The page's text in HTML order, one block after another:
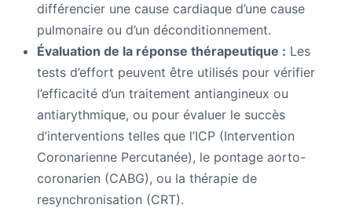
différencier une cause cardiaque d’une cause
pulmonaire ou d’un déconditionnement.
Évaluation de la réponse thérapeutique : Les
tests d’effort peuvent être utilisés pour vérifier
l’efficacité d’un traitement antiangineux ou
antiarythmique, ou pour évaluer le succès
d’interventions telles que l’ICP (Intervention
Coronarienne Percutanée), le pontage aorto-
coronarien (CABG), ou la thérapie de
resynchronisation (CRT).